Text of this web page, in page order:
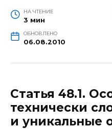
НА ЧТЕНИЕ
3 мин
ОБНОВЛЕНО
06.08.2010
Статья 48.1.
технически
и уникальные